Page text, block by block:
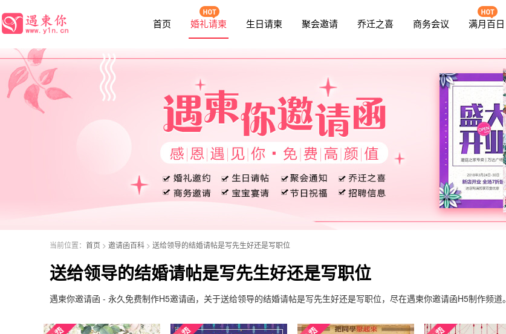
首页 婚礼请柬 生日请柬 聚会邀请 乔迁之喜 商务会议 满月百日
当前位置： 首页 > 邀请函百科 > 送给领导的结婚请帖是写先生好还是写职位
送给领导的结婚请帖是写先生好还是写职位
遇柬你邀请函 - 永久免费制作H5邀请函，关于送给领导的结婚请帖是写先生好还是写职位，尽在遇柬你邀请函H5制作频道。